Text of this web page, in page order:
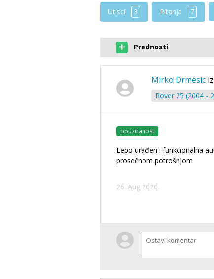
Utisci 3 Pitanja 7
Prednosti
Mirko Drmesic
Rover 25 (2004 -
pouzdanost
Lepo urađen i funkcionalna
prosečnom potrošnjom
26. Aug 2020.